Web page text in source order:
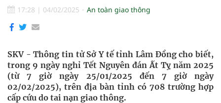
17:28 | 04/02/2025 An toàn giao thông
SKV - Thông tin tử Sở Y tế tỉnh Lâm Đồng cho biết,
trong 9 ngày nghỉ Tết Nguyên đán Ất Tỵ năm 2025
(từ 7 giờ ngày 25/01/2025 đến 7 giờ ngày
02/02/2025), trên địa bàn tỉnh có 708 trường hợp
cấp cứu do tai nạn giao thông.